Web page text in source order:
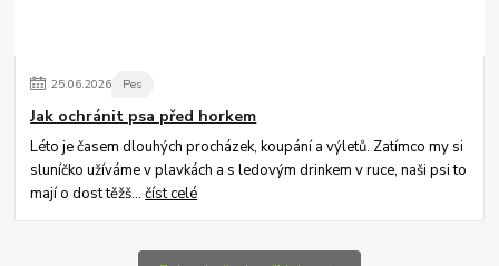
25.06.2026 Pes
Jak ochránit psa před horkem
Léto je časem dlouhých procházek, koupání a výletů. Zatímco my si
sluníčko užíváme v plavkách a s ledovým drinkem v ruce, naši psi to
mají o dost těžš...číst celé